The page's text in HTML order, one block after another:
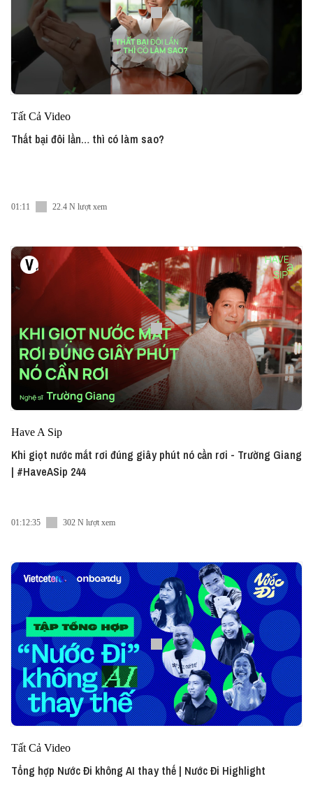
Tất Cả Video
Thất bại đôi lần… thì có làm sao?
01:11 22.4 N lượt xem
Have A Sip
Khi giọt nước mắt rơi đúng giây phút nó cần rơi - Trường Giang
| #HaveASip 244
01:12:35 302 N lượt xem
Tất Cả Video
Tổng hợp Nước Đi không AI thay thế | Nước Đi Highlight